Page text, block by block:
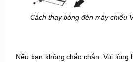
Cách thay bóng đèn máy chiếu
Nếu bạn không chắc chắn. Vui lòng